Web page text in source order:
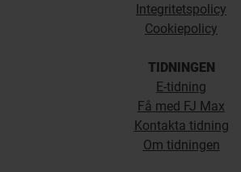
Integritetspolicy
Cookiepolicy
TIDNINGEN
E-tidning
Få med FJ Max
Kontakta tidning
Om tidningen